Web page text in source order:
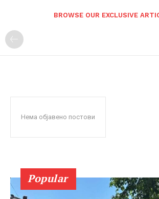
BROWSE OUR EXCLUSIVE
Нема објавено постови
Popular